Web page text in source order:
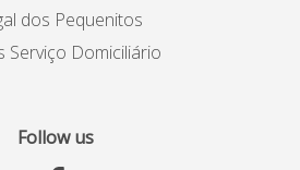
dos Pequenitos
Serviço Domiciliário
Follow us